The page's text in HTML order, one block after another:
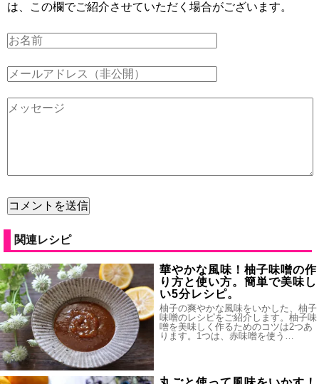
は、この欄でご紹介させていただく場合がございます。
関連レシピ
華やかな風味！柚子味噌の作
り方と使い方。簡単で美味し
い5分レシピ。
柚子の爽やかな風味をいかした、柚子
味噌のレシピをご紹介します。柚子味
噌を美味しく作るためのコツは2つあ
ります。1つは、赤味噌を使う…